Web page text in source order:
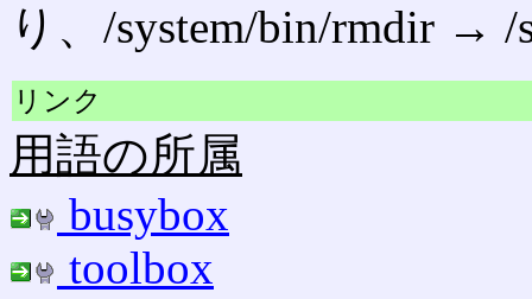
り、/system/bin/rmdir →
リンク
用語の所属
busybox
toolbox